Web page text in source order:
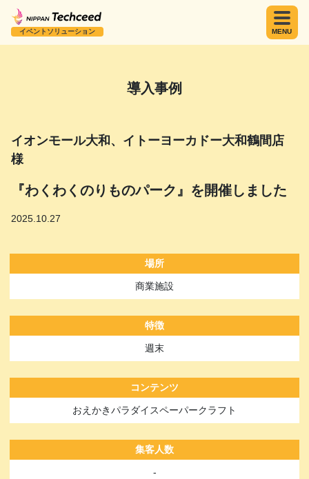
イベントソリューション MENU
導入事例
イオンモール大和、イトーヨーカドー大和鶴間店
様
『わくわくのりものパーク』を開催しました
2025.10.27
場所
商業施設
特徴
週末
コンテンツ
おえかきパラダイスペーパークラフト
集客人数
-